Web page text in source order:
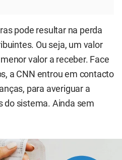
pode resultar na perda
Ou seja, um valor
valor a receber. Face
a CNN entrou em contacto
para averiguar a
do sistema. Ainda sem